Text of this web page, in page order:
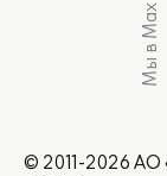
Мы в Max
© 2011-2026 АО